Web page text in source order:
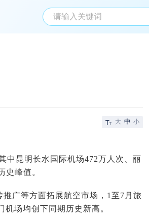
大 中 小
中昆明长水国际机场472万人次、丽
史峰值。
广等方面拓展航空市场，1至7月旅
场均创下同期历史新高。